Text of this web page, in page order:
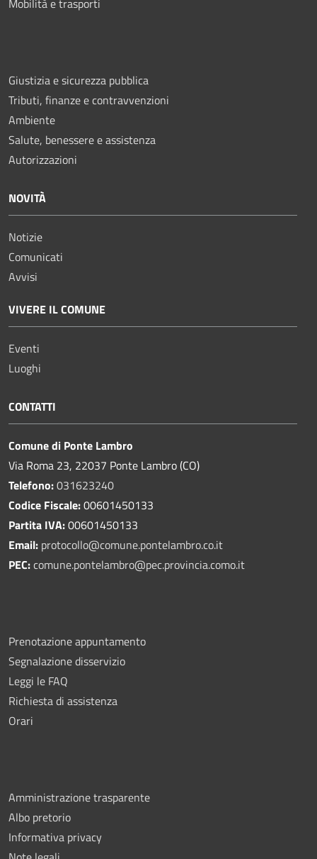
Mobilità e trasporti
Giustizia e sicurezza pubblica
Tributi, finanze e contravvenzioni
Ambiente
Salute, benessere e assistenza
Autorizzazioni
NOVITÀ
Notizie
Comunicati
Avvisi
VIVERE IL COMUNE
Eventi
Luoghi
CONTATTI
Comune di Ponte Lambro
Via Roma 23, 22037 Ponte Lambro (CO)
Telefono:031623240
Codice Fiscale:00601450133
Partita IVA:00601450133
Email: protocollo@comune.pontelambro.co.it
PEC:comune.pontelambro@pec.provincia.como.it
Prenotazione appuntamento
Segnalazione disservizio
Leggi le FAQ
Richiesta di assistenza
Orari
Amministrazione trasparente
Albo pretorio
Informativa privacy